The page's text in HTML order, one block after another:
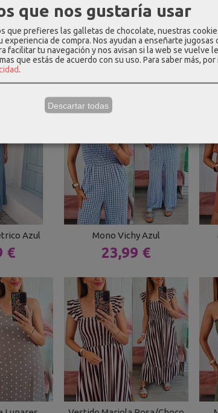
Novedad
€
Novedad
Mono Lencero Rosa
Empolvado
Azul
€
Mono Vichy Azul
23,99 €
que nos gustaría usar
que prefieres las galletas de chocolate, nuestras
experiencia de compra. Nos ayudan a enseñarte
facilitar tu navegación y nos avisan si la web se vuelve
que estás de acuerdo con su uso. Para saber más,
.
Descartar todas